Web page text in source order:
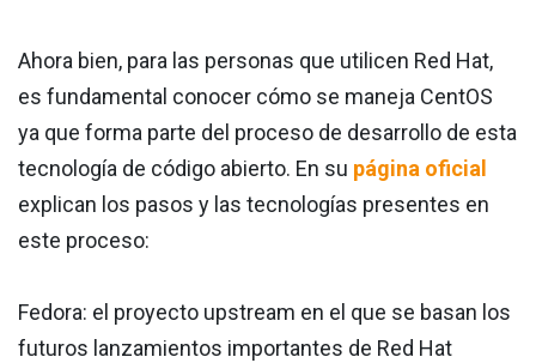
Ahora bien, para las personas que utilicen Red Hat,
es fundamental conocer cómo se maneja CentOS
ya que forma parte del proceso de desarrollo de esta
tecnología de código abierto. En su página oficial
explican los pasos y las tecnologías presentes en
este proceso:
Fedora: el proyecto upstream en el que se basan los
futuros lanzamientos importantes de Red Hat